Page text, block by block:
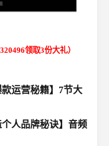
领取3份大礼）
运营秘籍】7节大
人品牌秘诀】音频